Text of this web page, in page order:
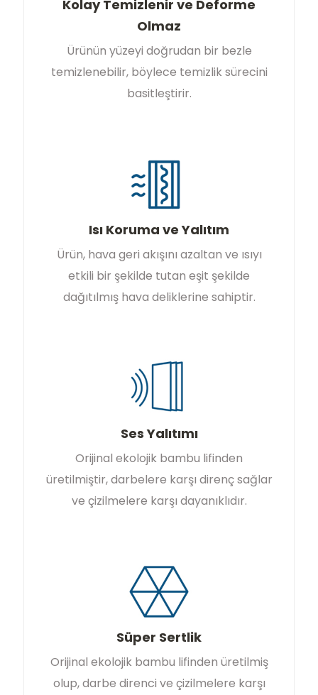
Kolay Temizlenir ve Deforme
Olmaz
Ürünün yüzeyi doğrudan bir bezle
temizlenebilir, böylece temizlik sürecini
basitleştirir.
Isı Koruma ve Yalıtım
Ürün, hava geri akışını azaltan ve ısıyı
etkili bir şekilde tutan eşit şekilde
dağıtılmış hava deliklerine sahiptir.
Ses Yalıtımı
Orijinal ekolojik bambu lifinden
üretilmiştir, darbelere karşı direnç sağlar
ve çizilmelere karşı dayanıklıdır.
Süper Sertlik
Orijinal ekolojik bambu lifinden üretilmiş
olup, darbe direnci ve çizilmelere karşı